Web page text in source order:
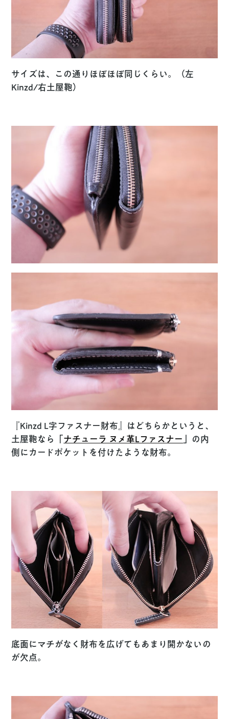
サイズは、この通りほぼほぼ同じくらい。（左
Kinzd/右土屋鞄）
『Kinzd L字ファスナー財布』はどちらかというと、
土屋鞄なら「 ナチューラ ヌメ革Lファスナー
」の内
側にカードポケットを付けたような財布。
底面にマチがなく財布を広げてもあまり開かないの
が欠点。